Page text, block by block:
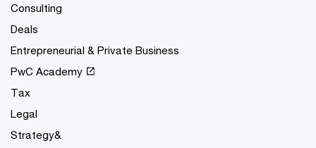
Consulting
Deals
Entrepreneurial & Private Business
PwC Academy
Tax
Legal
Strategy&